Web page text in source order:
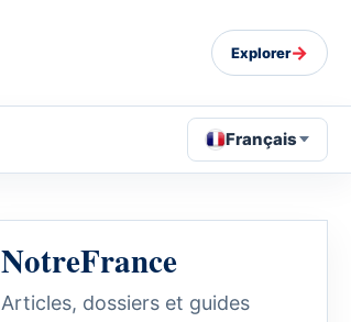
Explorer→
Français
NotreFrance
Articles, dossiers et guides